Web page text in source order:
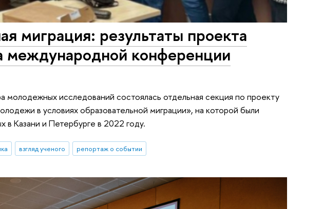
миграция: результаты проекта
международной конференции
исследований состоялась отдельная секция по проекту
в условиях образовательной миграции», на которой были
в Казани и Петербурге в 2022 году.
взгляд ученого репортаж о событии